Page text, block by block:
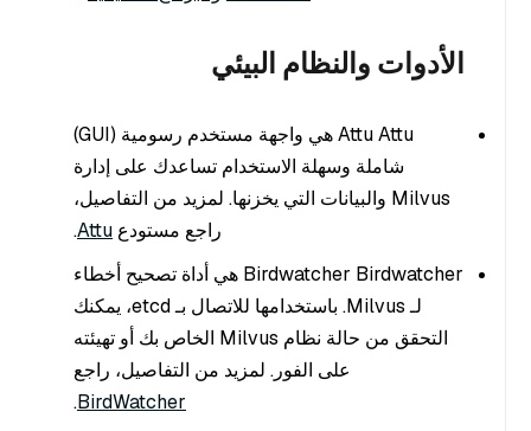
الأدوات والنظام البيئي
Attu Attu هي واجهة مستخدم رسومية (GUI)
شاملة وسهلة الاستخدام تساعدك على إدارة
Milvus والبيانات التي يخزنها. لمزيد من التفاصيل،
راجع مستودع Attu
.
Birdwatcher Birdwatcher هي أداة تصحيح أخطاء
لـ Milvus. باستخدامها للاتصال بـ etcd، يمكنك
التحقق من حالة نظام Milvus الخاص بك أو تهيئته
على الفور. لمزيد من التفاصيل، راجع
BirdWatcher
.